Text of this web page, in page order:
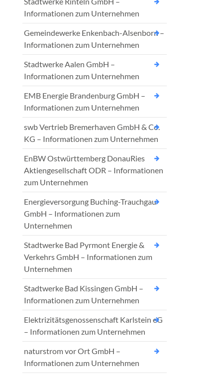
Informationen zum Unternehmen
Gemeindewerke Enkenbach-Alsenborn –
Informationen zum Unternehmen
Stadtwerke Aalen GmbH –
Informationen zum Unternehmen
EMB Energie Brandenburg GmbH –
Informationen zum Unternehmen
swb Vertrieb Bremerhaven GmbH & Co.
KG – Informationen zum Unternehmen
EnBW Ostwürttemberg DonauRies
Aktiengesellschaft ODR – Informationen
zum Unternehmen
Energieversorgung Buching-Trauchgau
GmbH – Informationen zum
Unternehmen
Stadtwerke Bad Pyrmont Energie &
Verkehrs GmbH – Informationen zum
Unternehmen
Stadtwerke Bad Kissingen GmbH –
Informationen zum Unternehmen
Elektrizitätsgenossenschaft Karlstein eG
– Informationen zum Unternehmen
naturstrom vor Ort GmbH –
Informationen zum Unternehmen